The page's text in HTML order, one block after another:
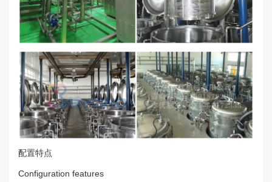
配置特点
Configuration features